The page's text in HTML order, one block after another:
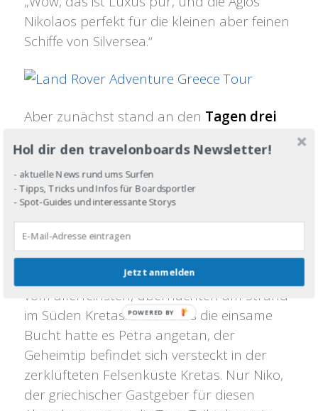
Nikolaos perfekt für die kleinen aber feinen
Schiffe von Silversea.“
Aber zunächst stand an den Tagen drei
dem Programm – und dabei lag die
Betonung definitiv auf „Adventure“! Zwei
Tage, an denen Petra so ziemlich alles an
Land Rover Discovery Sport möglich ist:
Fahrspaß über eine Schnee-Fahrbahn auf
rund 1600 Metern Höhe, Offroad-Strecken
vom allerfeinsten, übernachten am Strand
im Süden Kretas. Besonders die einsame
Bucht hatte es Petra angetan, der
Geheimtip befindet sich versteckt in der
zerklüfteten Felsenküste Kretas. Nur Niko,
der griechischer Gastgeber für diesen
Hol dir den travelonboards Newsletter!
- aktuelle News rund ums Surfen
- Tipps, Tricks und Infos für Boardsportler
- Spot-Guides und interessante Storys
Jetzt anmelden
POWERED